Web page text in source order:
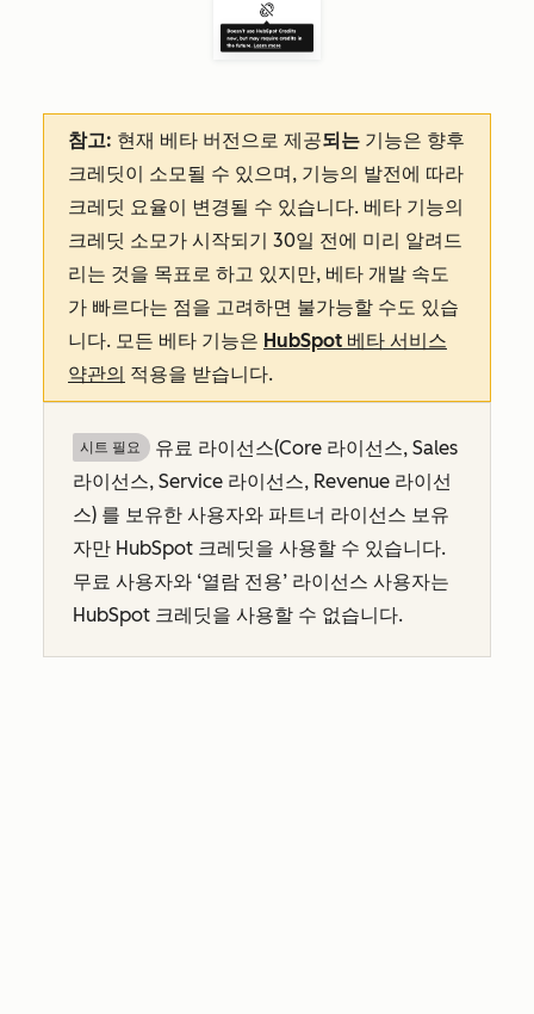
참고: 현재 베타 버전으로 제공되는 기능은 향후
크레딧이 소모될 수 있으며, 기능의 발전에 따라
크레딧 요율이 변경될 수 있습니다. 베타 기능의
크레딧 소모가 시작되기 30일 전에 미리 알려드
리는 것을 목표로 하고 있지만, 베타 개발 속도
가 빠르다는 점을 고려하면 불가능할 수도 있습
니다. 모든 베타 기능은 HubSpot 베타 서비스
약관의 적용을 받습니다.
시트 필요
유료 라이선스(Core 라이선스, Sales
라이선스, Service 라이선스, Revenue 라이선
스) 를 보유한 사용자와 파트너 라이선스 보유
자만 HubSpot 크레딧을 사용할 수 있습니다.
무료 사용자와 ‘열람 전용’ 라이선스 사용자는
HubSpot 크레딧을 사용할 수 없습니다.